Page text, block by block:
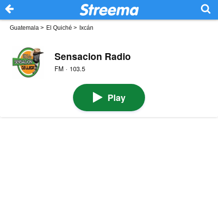
Guatemala > El Quiché > Ixcán
Sensacion Radio
FM · 103.5
Play